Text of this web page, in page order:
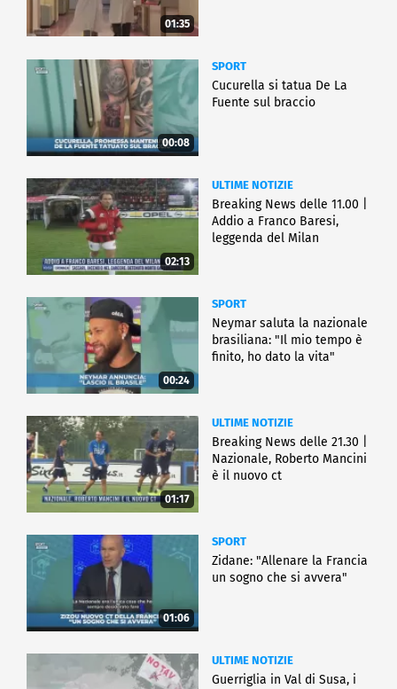
01:35
00:08
SPORT
Cucurella si tatua De La
Fuente sul braccio
02:13
ULTIME NOTIZIE
Breaking News delle 11.00 |
Addio a Franco Baresi,
leggenda del Milan
00:24
SPORT
Neymar saluta la nazionale
brasiliana: "Il mio tempo è
finito, ho dato la vita"
01:17
ULTIME NOTIZIE
Breaking News delle 21.30 |
Nazionale, Roberto Mancini
è il nuovo ct
01:06
SPORT
Zidane: "Allenare la Francia
un sogno che si avvera"
ULTIME NOTIZIE
Guerriglia in Val di Susa, i